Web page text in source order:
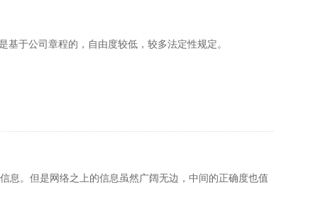
于公司章程的，自由度较低，较多法定性规定。
息。但是网络之上的信息虽然广阔无边，中间的正确度也值